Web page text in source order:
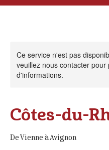
Ce service n'est pas
veuillez nous contacter pour
d'informations.
Côtes-du-
De Vienne à Avignon